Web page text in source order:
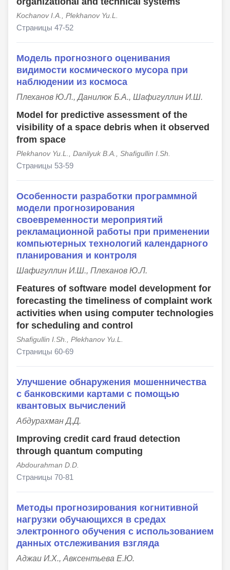
Kochanov I.A., Plekhanov Yu.L.
Страницы 47-52
Модель прогнозного оценивания
видимости космического мусора при
наблюдении из космоса
Плеханов Ю.Л., Данилюк Б.А., Шафигуллин И.Ш.
Model for predictive assessment of the
visibility of a space debris when it observed
from space
Plekhanov Yu.L., Danilyuk B.A., Shafigullin I.Sh.
Страницы 53-59
Особенности разработки программной
модели прогнозирования
своевременности мероприятий
рекламационной работы при применении
компьютерных технологий календарного
планирования и контроля
Шафигуллин И.Ш., Плеханов Ю.Л.
Features of software model development for
forecasting the timeliness of complaint work
activities when using computer technologies
for scheduling and control
Shafigullin I.Sh., Plekhanov Yu.L.
Страницы 60-69
Улучшение обнаружения мошенничества
с банковскими картами с помощью
квантовых вычислений
Абдурахман Д.Д.
Improving credit card fraud detection
through quantum computing
Abdourahman D.D.
Страницы 70-81
Методы прогнозирования когнитивной
нагрузки обучающихся в средах
электронного обучения с использованием
данных отслеживания взгляда
Аджаи И.Х., Авксентьева Е.Ю.